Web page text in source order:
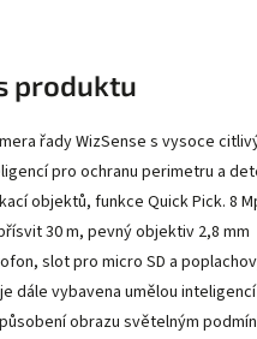
produktu
řady WizSense s vysoce
pro ochranu perimetru a
objektů, funkce Quick Pick. 8
30 m, pevný objektiv 2,8 mm
slot pro micro SD a
dále vybavena umělou inteligencí
obrazu světelným